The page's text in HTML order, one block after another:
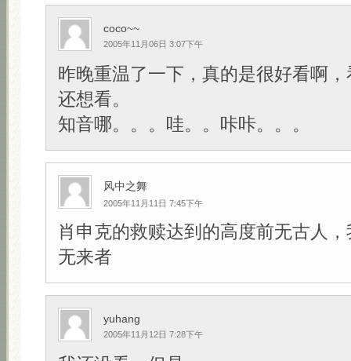
coco~~
2005年11月06日 3:07下午
昨晚重温了一下，真的是很好看啊
还想看。
知音哪。。。哇。。咔咔。。。
风中之舞
2005年11月11日 7:45下午
肖申克的救赎达到的高度前无古人
无来者
yuhang
2005年11月12日 7:28下午